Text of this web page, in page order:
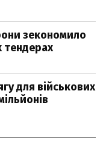
зекономило
тендерах
для військових